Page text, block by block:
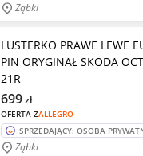
Ząbki
LUSTERKO PRAWE LEWE
PIN ORYGINAŁ SKODA
21R
OFERTA ZALLEGRO
699zł
SPRZEDAJĄCY: OSOBA
Ząbki